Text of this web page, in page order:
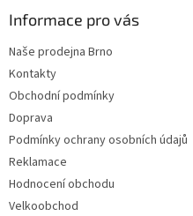
Informace pro vás
Naše prodejna Brno
Kontakty
Obchodní podmínky
Doprava
Podmínky ochrany osobních údajů
Reklamace
Hodnocení obchodu
Velkoobchod